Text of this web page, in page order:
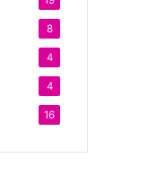
8
4
4
16